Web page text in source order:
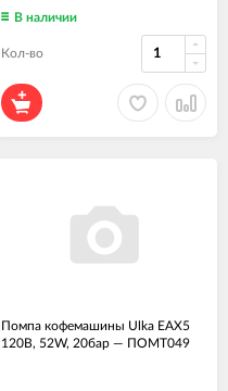
В наличии
Кол-во
Помпа кофемашины Ulka EAX5
120В, 52W, 20бар — ПОМТ049